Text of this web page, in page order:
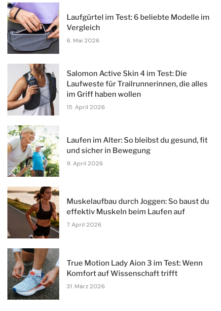
Laufgürtel im Test: 6 beliebte Modelle im
Vergleich
6. Mai 2026
Salomon Active Skin 4 im Test: Die
Laufweste für Trailrunnerinnen, die alles
im Griff haben wollen
15. April 2026
Laufen im Alter: So bleibst du gesund, fit
und sicher in Bewegung
9. April 2026
Muskelaufbau durch Joggen: So baust du
effektiv Muskeln beim Laufen auf
7. April 2026
True Motion Lady Aion 3 im Test: Wenn
Komfort auf Wissenschaft trifft
31. März 2026